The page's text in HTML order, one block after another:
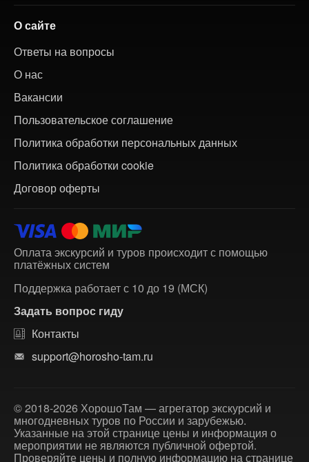
О сайте
Ответы на вопросы
О нас
Вакансии
Пользовательское соглашение
Политика обработки персональных данных
Политика обработки cookie
Договор оферты
Оплата экскурсий и туров происходит с помощью
платёжных систем
Поддержка работает с 10 до 19 (МСК)
Задать вопрос гиду
Контакты
support@horosho-tam.ru
© 2018-2026 ХорошоТам — агрегатор экскурсий и
многодневных туров по России и зарубежью.
Указанные на этой странице цены и информация о
мероприятии не являются публичной офертой.
Проверяйте цены и полную информацию на странице